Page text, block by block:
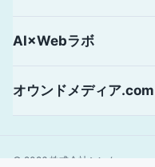
AI×Webラボ
オウンドメディア.com
© 2026株式会社シンク